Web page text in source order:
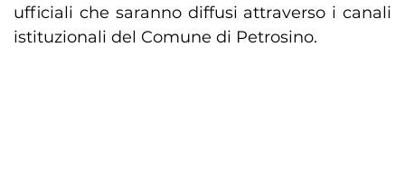
ufficiali che saranno diffusi attraverso i canali
istituzionali del Comune di Petrosino.